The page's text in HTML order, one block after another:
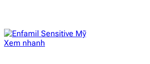
Xem nhanh